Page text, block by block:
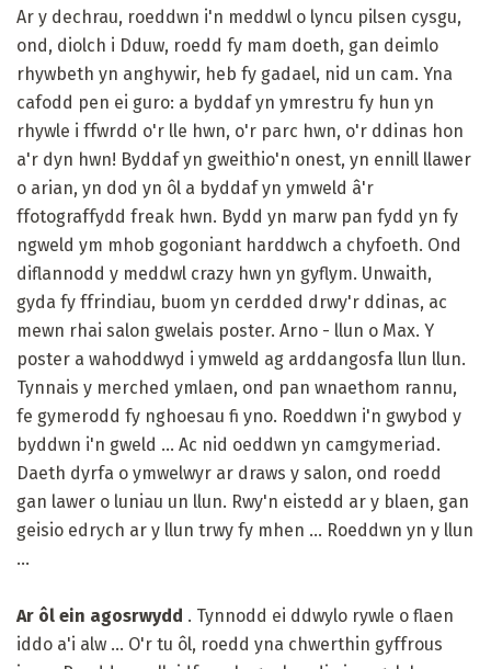
Ar y dechrau, roeddwn i'n meddwl o lyncu pilsen cysgu,
ond, diolch i Dduw, roedd fy mam doeth, gan deimlo
rhywbeth yn anghywir, heb fy gadael, nid un cam. Yna
cafodd pen ei guro: a byddaf yn ymrestru fy hun yn
rhywle i ffwrdd o'r lle hwn, o'r parc hwn, o'r ddinas hon
a'r dyn hwn! Byddaf yn gweithio'n onest, yn ennill llawer
o arian, yn dod yn ôl a byddaf yn ymweld â'r
ffotograffydd freak hwn. Bydd yn marw pan fydd yn fy
ngweld ym mhob gogoniant harddwch a chyfoeth. Ond
diflannodd y meddwl crazy hwn yn gyflym. Unwaith,
gyda fy ffrindiau, buom yn cerdded drwy'r ddinas, ac
mewn rhai salon gwelais poster. Arno - llun o Max. Y
poster a wahoddwyd i ymweld ag arddangosfa llun llun.
Tynnais y merched ymlaen, ond pan wnaethom rannu,
fe gymerodd fy nghoesau fi yno. Roeddwn i'n gwybod y
byddwn i'n gweld ... Ac nid oeddwn yn camgymeriad.
Daeth dyrfa o ymwelwyr ar draws y salon, ond roedd
gan lawer o luniau un llun. Rwy'n eistedd ar y blaen, gan
geisio edrych ar y llun trwy fy mhen ... Roeddwn yn y llun
...
Ar ôl ein agosrwydd . Tynnodd ei ddwylo rywle o flaen
iddo a'i alw ... O'r tu ôl, roedd yna chwerthin gyffrous